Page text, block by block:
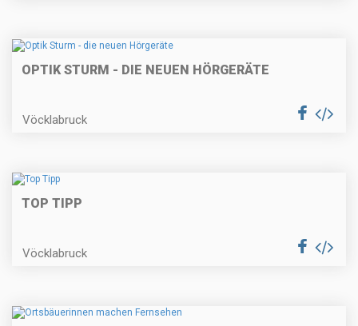
OPTIK STURM - DIE NEUEN HÖRGERÄTE
Vöcklabruck
TOP TIPP
Vöcklabruck